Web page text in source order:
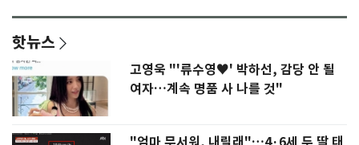
핫뉴스
고영욱 "'류수영♥' 박하선, 감당 안 될
여자…계속 명품 사 나를 것"